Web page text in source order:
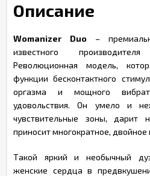
Описание
Womanizer Duo–
известного
Революционная модель,
функции бесконтактного
оргазма и мощного
удовольствия. Он умело и
чувствительные зоны, дарит
приносит многократное,
Такой яркий и необычный
женские сердца в